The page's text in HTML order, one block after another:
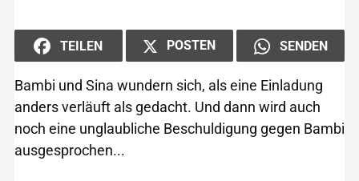
TEILEN POSTEN SENDEN
Bambi und Sina wundern sich, als eine Einladung
anders verläuft als gedacht. Und dann wird auch
noch eine unglaubliche Beschuldigung gegen Bambi
ausgesprochen...